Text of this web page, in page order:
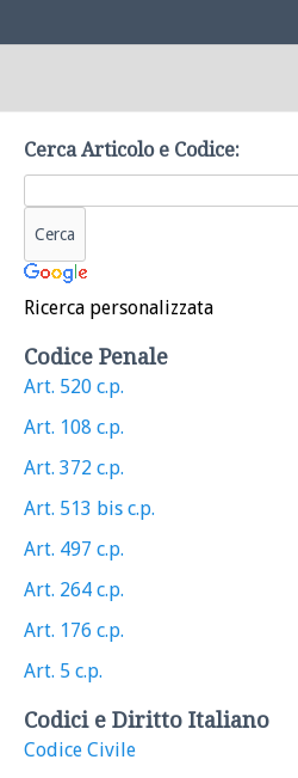
Cerca Articolo e Codice:
Ricerca personalizzata
Codice Penale
Art. 520 c.p.
Art. 108 c.p.
Art. 372 c.p.
Art. 513 bis c.p.
Art. 497 c.p.
Art. 264 c.p.
Art. 176 c.p.
Art. 5 c.p.
Codici e Diritto Italiano
Codice Civile